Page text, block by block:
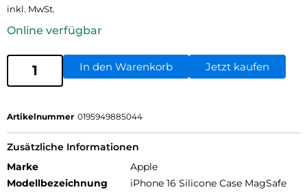
inkl. MwSt.
Online verfügbar
In den Warenkorb Jetzt kaufen
Artikelnummer 0195949885044
Zusätzliche Informationen
Marke
Apple
Modellbezeichnung
iPhone 16 Silicone Case MagSafe